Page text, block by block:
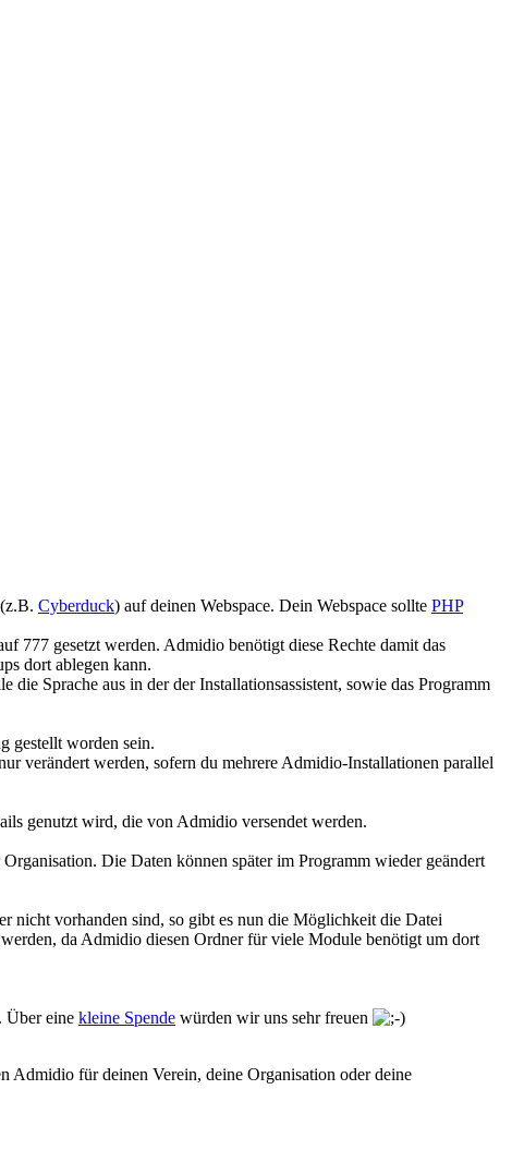
Cyberduck) auf deinen Webspace. Dein Webspace sollte PHP
777 gesetzt werden. Admidio benötigt diese Rechte damit das
dort ablegen kann.
die Sprache aus in der der Installationsassistent, sowie das Programm
gestellt worden sein.
verändert werden, sofern du mehrere Admidio-Installationen parallel
genutzt wird, die von Admidio versendet werden.
Die Daten können später im Programm wieder geändert
nicht vorhanden sind, so gibt es nun die Möglichkeit die Datei
da Admidio diesen Ordner für viele Module benötigt um dort
Über eine kleine Spende würden wir uns sehr freuen
Admidio für deinen Verein, deine Organisation oder deine